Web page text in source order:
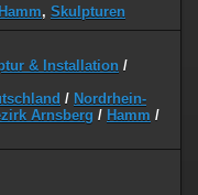
, Skulpturen
& Installation /
/ Nordrhein-
Arnsberg / Hamm /